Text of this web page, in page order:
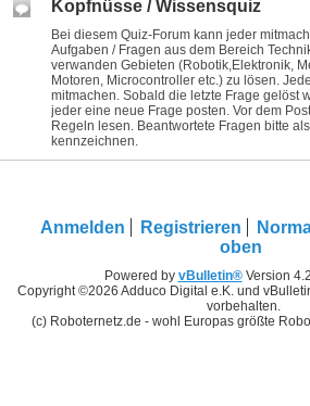
Kopfnüsse / Wissensquiz
Bei diesem Quiz-Forum kann jeder
Aufgaben / Fragen aus dem Bereich
verwanden Gebieten (Robotik,Elektronik,
Motoren, Microcontroller etc.) zu lösen.
mitmachen. Sobald die letzte Frage gelöst
jeder eine neue Frage posten. Vor dem
Regeln lesen. Beantwortete Fragen bitte
kennzeichnen.
Anmelden Registrieren
oben
Powered by vBulletin®Version
Copyright ©2026 Adduco Digital e.K. und
vorbehalten.
(c) Roboternetz.de - wohl Europas größte